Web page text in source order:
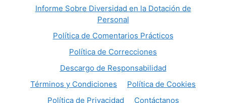
Informe Sobre Diversidad en la Dotación de
Personal
Política de Comentarios Prácticos
Política de Correcciones
Descargo de Responsabilidad
Términos y Condiciones
Política de Cookies
Política de Privacidad
Contáctanos